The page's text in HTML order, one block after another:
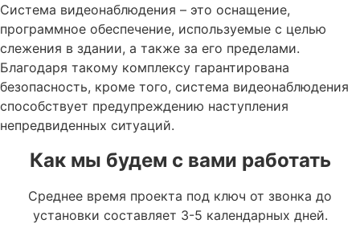
Система видеонаблюдения – это оснащение,
программное обеспечение, используемые с целью
слежения в здании, а также за его пределами.
Благодаря такому комплексу гарантирована
безопасность, кроме того, система видеонаблюдения
способствует предупреждению наступления
непредвиденных ситуаций.
Как мы будем с вами работать
Среднее время проекта под ключ от звонка до
установки составляет 3-5 календарных дней.